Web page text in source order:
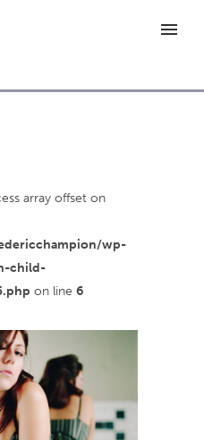
array offset on
wp-
child-
on line 6